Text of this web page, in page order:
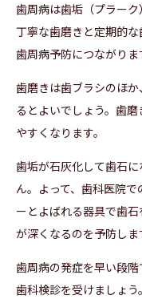
歯周病は歯垢（プラーク
丁寧な歯磨きと定期的
歯周病予防につながりま
歯磨きは歯ブラシのほ
るとよいでしょう。歯
やすくなります。
歯垢が石灰化して歯石
ん。よって、歯科医院
ーとよばれる器具で歯
が深くなるのを予防しま
歯周病の発症を早い段
歯科検診を受けましょ